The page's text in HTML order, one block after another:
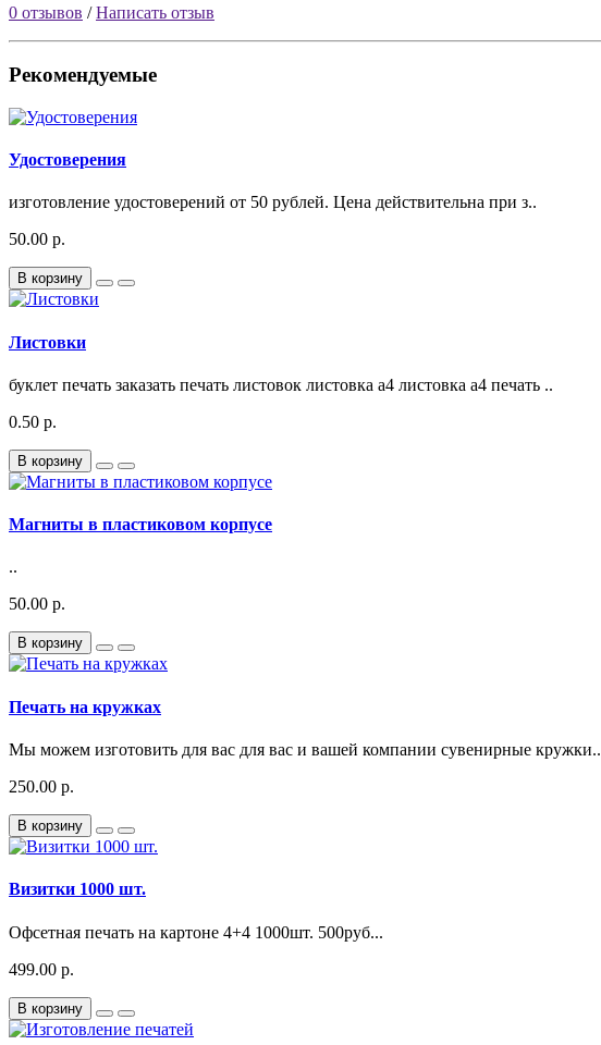
0 отзывов /Написать отзыв
Рекомендуемые
Удостоверения
изготовление удостоверений от 50 рублей. Цена действительна при з..
50.00 р.
В корзину
Листовки
буклет печать заказать печать листовок листовка а4 листовка а4 печать ..
0.50 р.
В корзину
Магниты в пластиковом корпусе
..
50.00 р.
В корзину
Печать на кружках
Мы можем изготовить для вас для вас и вашей компании сувенирные кружки..
250.00 р.
В корзину
Визитки 1000 шт.
Офсетная печать на картоне 4+4 1000шт. 500руб...
499.00 р.
В корзину